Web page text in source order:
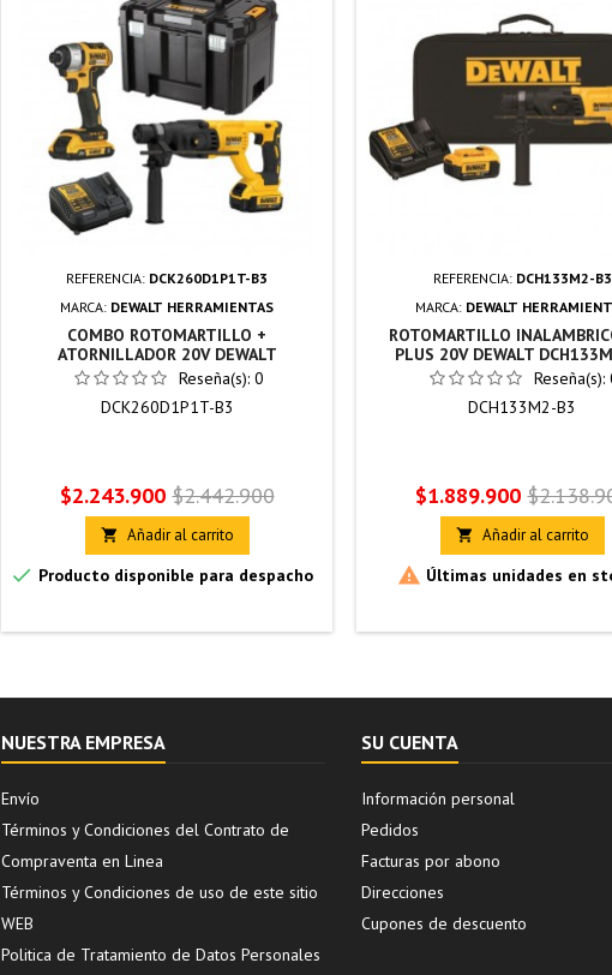
REFERENCIA: DCK260D1P1T-B3
MARCA: DEWALT HERRAMIENTAS
COMBO ROTOMARTILLO +
ATORNILLADOR 20V DEWALT
DCK260D1P1T-B3
Reseña(s): 0
DCK260D1P1T-B3
Precio
$2.243.900 Precio
base
$2.442.900
 Añadir al carrito
 Producto disponible para despacho
REFERENCIA: DCH133M2-B3
MARCA: DEWALT
ROTOMARTILLO
PLUS 20V DEWALT
Reseña(s):
DCH133M2-B3
Precio
$1.889.900 Precio
base
 Añadir al carrito
 Últimas unidades en
NUESTRA EMPRESA
Envío
Términos y Condiciones del Contrato de
Compraventa en Linea
Términos y Condiciones de uso de este sitio
WEB
Politica de Tratamiento de Datos Personales
SU CUENTA
Información personal
Pedidos
Facturas por abono
Direcciones
Cupones de descuento